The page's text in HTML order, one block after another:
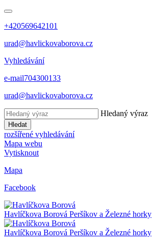
+420569642101
urad@havlickovaborova.cz
Vyhledávání
e-mail704300133
urad@havlickovaborova.cz
Hledaný výraz
Hledat
rozšířené vyhledávání
Mapa webu
Vytisknout
Mapa
Facebook
Havlíčkova Borová Peršíkov a Železné horky
Havlíčkova Borová Peršíkov a Železné horky